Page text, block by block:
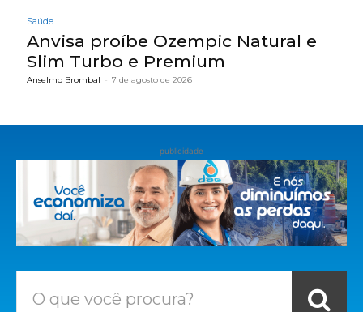
Saúde
Anvisa proíbe Ozempic Natural e
Slim Turbo e Premium
Anselmo Brombal - 7 de agosto de 2026
publicidade
O que você procura?